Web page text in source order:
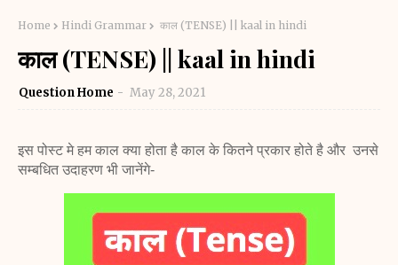
Home Hindi Grammar काल (TENSE) || kaal in hindi
काल (TENSE) || kaal in hindi
Question Home May 28, 2021
इस पोस्ट मे हम काल क्या होता है काल के कितने प्रकार होते है और उनसे
सम्बधित उदाहरण भी जानेंगे-